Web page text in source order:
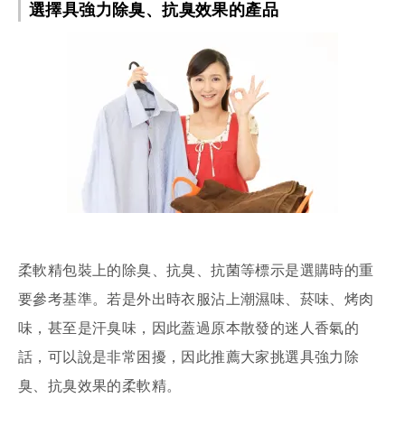
選擇具強力除臭、抗臭效果的產品
柔軟精包裝上的除臭、抗臭、抗菌等標示是選購時的重
要參考基準。若是外出時衣服沾上潮濕味、菸味、烤肉
味，甚至是汗臭味，因此蓋過原本散發的迷人香氣的
話，可以說是非常困擾，因此推薦大家挑選具強力除
臭、抗臭效果的柔軟精。